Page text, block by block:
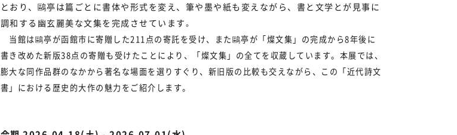
とおり、鷗亭は篇ごとに書体や形式を変え、筆や墨や紙も変えながら、書と文学とが見事に
調和する幽玄麗美な文集を完成させています。
当館は鷗亭が函館市に寄贈した211点の寄託を受け、また鷗亭が「燦文集」の完成から8年後に
書き改めた新版38点の寄贈も受けたことにより、「燦文集」の全てを収蔵しています。本展では、
膨大な同作品群のなかから著名な場面を選りすぐり、新旧版の比較も交えながら、この「近代詩文
書」における歴史的大作の魅力をご紹介します。